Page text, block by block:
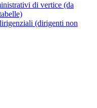
di vertice (da
(dirigenti non